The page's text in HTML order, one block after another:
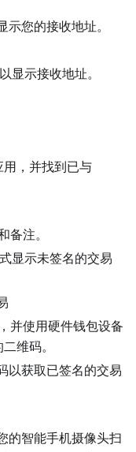
您的接收地址。
以显示接收地址。
，并找到已与
注。
显示未签名的交易
并使用硬件钱包设备
维码。
以获取已签名的交易
的智能手机摄像头扫